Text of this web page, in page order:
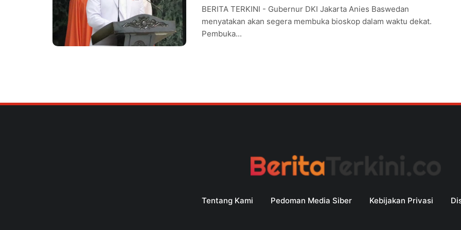
BERITA TERKINI - Gubernur DKI Jakarta Anies Baswedan
menyatakan akan segera membuka bioskop dalam waktu dekat.
Pembuka...
Tentang Kami Pedoman Media Siber Kebijakan Privasi